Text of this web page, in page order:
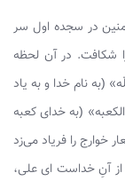
در سجده اول سر
شکافت. در آن لحظه
(به نام خدا و به یاد
(به خدای کعبه
خوارج را فریاد می‌زد
آنِ خداست ای علی،